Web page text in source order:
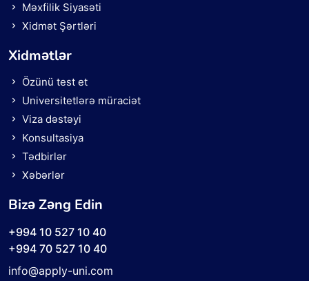
Məxfilik Siyasəti
Xidmət Şərtləri
Xidmətlər
Özünü test et
Universitetlərə müraciət
Viza dəstəyi
Konsultasiya
Tədbirlər
Xəbərlər
Bizə Zəng Edin
+994 10 527 10 40
+994 70 527 10 40
info@apply-uni.com